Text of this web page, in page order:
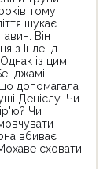
тому.
шукає
Він
з Інленд
із цим
допомагала
Денієлу. Чи
Чи
вбиває
сховати